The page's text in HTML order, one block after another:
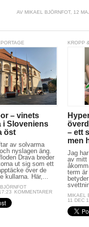
AV MIKAEL BJÖRNFOT, 12
– vinets
i Sloveniens
öst
av solvarma
nyslagen äng.
Drava breder
ut sig som ett
över de
kullarna. Här,...
KOMMENTARER
KROPP
– ett
men
Jag
av mitt
term
MIKAEL
11 DEC